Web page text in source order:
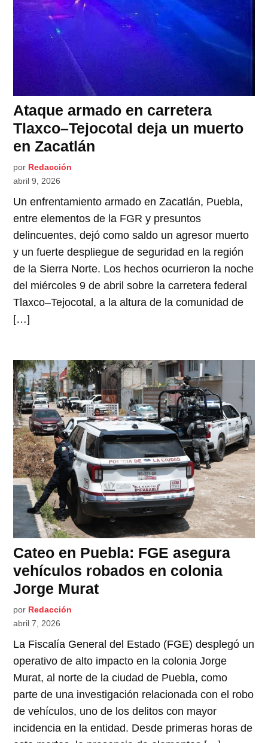
Ataque armado en carretera
Tlaxco–Tejocotal deja un muerto
en Zacatlán
por Redacción
abril 9, 2026
Un enfrentamiento armado en Zacatlán, Puebla,
entre elementos de la FGR y presuntos
delincuentes, dejó como saldo un agresor muerto
y un fuerte despliegue de seguridad en la región
de la Sierra Norte. Los hechos ocurrieron la noche
del miércoles 9 de abril sobre la carretera federal
Tlaxco–Tejocotal, a la altura de la comunidad de
[…]
Cateo en Puebla: FGE asegura
vehículos robados en colonia
Jorge Murat
por Redacción
abril 7, 2026
La Fiscalía General del Estado (FGE) desplegó un
operativo de alto impacto en la colonia Jorge
Murat, al norte de la ciudad de Puebla, como
parte de una investigación relacionada con el robo
de vehículos, uno de los delitos con mayor
incidencia en la entidad. Desde primeras horas de